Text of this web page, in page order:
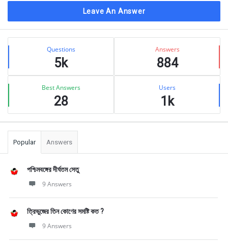
Leave An Answer
Sidebar
Stats Questions
5k
Answers
884
Best Answers
28
Users
1k
Popular Answers
পশ্চিমবঙ্গের দীর্ঘতম সেতু
9 Answers
ত্রিভুজের তিন কোণের সমষ্টি কত ?
9 Answers